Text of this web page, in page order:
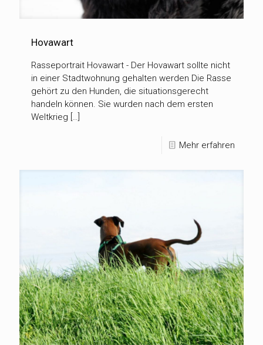
Hovawart
Rasseportrait Hovawart - Der Hovawart sollte nicht
in einer Stadtwohnung gehalten werden Die Rasse
gehört zu den Hunden, die situationsgerecht
handeln können. Sie wurden nach dem ersten
Weltkrieg […]
Mehr erfahren